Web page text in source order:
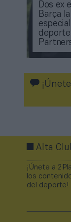
Dos ex
Barça
deporte
Alta
¡Únete a
los
del deporte!